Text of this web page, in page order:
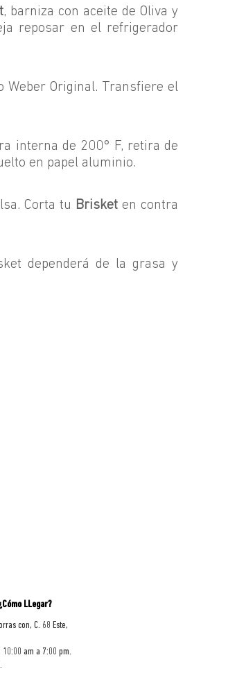
, barniza con aceite de Oliva y
reposar en el refrigerador
Weber Original. Transfiere el
interna de 200° F, retira de
en papel aluminio.
Corta tu Brisket en contra
dependerá de la grasa y
LLegar?
con, C. 68 Este,
10:00 am a 7:00 pm.